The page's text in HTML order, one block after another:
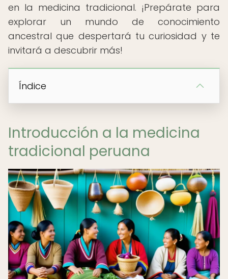
en la medicina tradicional. ¡Prepárate para
explorar un mundo de conocimiento
ancestral que despertará tu curiosidad y te
invitará a descubrir más!
Índice
Introducción a la medicina
tradicional peruana